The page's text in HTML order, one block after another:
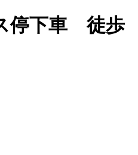
停下車 徒歩